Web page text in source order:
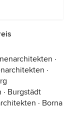
·
·
· Burgstädt
· Borna